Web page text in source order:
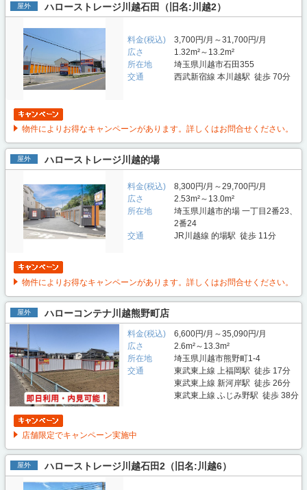
屋外 ハローストレージ川越石田（旧名:川越2）
料金(税込)
3,700円/月～31,700円/月
広さ
1.32m²～13.2m²
所在地
埼玉県川越市石田355
交通
西武新宿線 本川越駅 徒歩 70分
物件によりお得なキャンペーンがあります。詳しくはお問合せください。
屋外 ハローストレージ川越的場
料金(税込)
8,300円/月～29,700円/月
広さ
2.53m²～13.0m²
所在地
埼玉県川越市的場 一丁目2番23、
2番24
交通
JR川越線 的場駅 徒歩 11分
物件によりお得なキャンペーンがあります。詳しくはお問合せください。
屋外 ハローコンテナ川越熊野町店
料金(税込)
6,600円/月～35,090円/月
広さ
2.6m²～13.3m²
所在地
埼玉県川越市熊野町1-4
交通
東武東上線 上福岡駅 徒歩 17分
東武東上線 新河岸駅 徒歩 26分
東武東上線 ふじみ野駅 徒歩 38分
店舗限定でキャンペーン実施中
屋外 ハローストレージ川越石田2（旧名:川越6）